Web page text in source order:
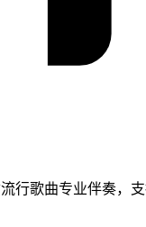
行歌曲专业伴奏，